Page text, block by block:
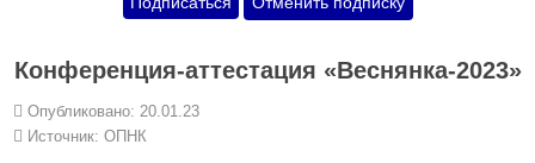
Конференция-аттестация «Веснянка-2023»
Опубликовано: 20.01.23
Источник: ОПНК